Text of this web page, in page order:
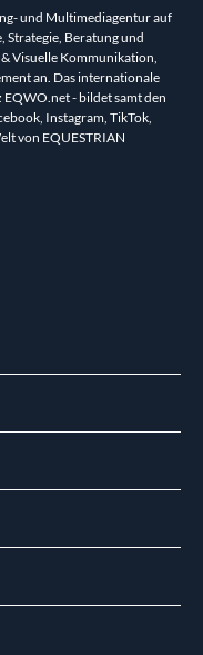
und Multimediagentur auf
Strategie, Beratung und
Visuelle Kommunikation,
an. Das internationale
- bildet samt den
Instagram, TikTok,
von EQUESTRIAN